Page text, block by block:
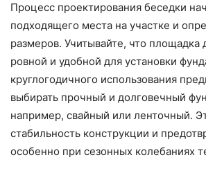
Процесс проектирования беседки
подходящего места на участке и
размеров. Учитывайте, что площадка
ровной и удобной для установки
круглогодичного использования
выбирать прочный и долговечный
например, свайный или ленточный.
стабильность конструкции и
особенно при сезонных колебаниях